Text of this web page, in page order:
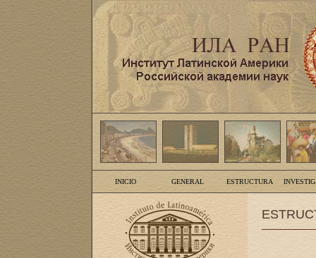
INICIO GENERAL ESTRUCTURA